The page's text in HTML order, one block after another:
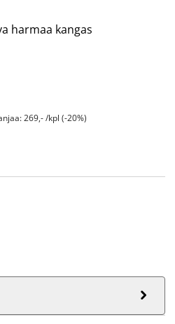
harmaa kangas
269,- /kpl (-20%)
